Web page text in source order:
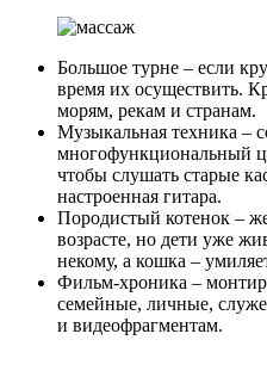
Большое турне – если
время их осуществить.
морям, рекам и странам.
Музыкальная техника –
многофункциональный
чтобы слушать старые
настроенная гитара.
Породистый котенок –
возрасте, но дети уже
некому, а кошка –
Фильм-хроника –
семейные, личные,
и видеофрагментам.